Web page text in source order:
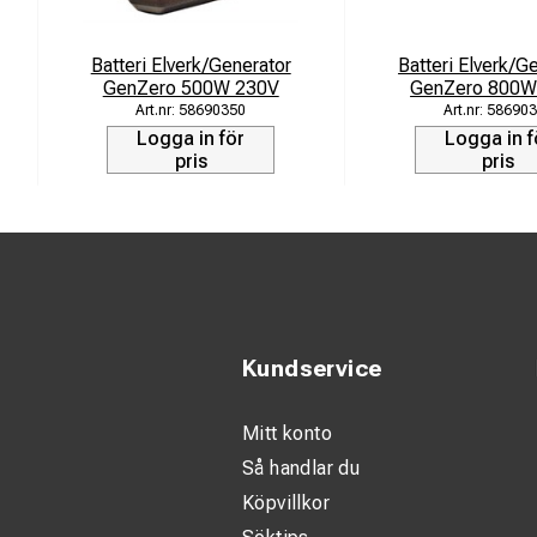
Autonomi
Varumärke
Nominell
Batteri Elverk/Generator
GenZero 500W 230V
58690350
Logga in för
pris
Batteri Elverk/
GenZero
Logga in
pris
Kundservice
Mitt konto
Så handlar du
Köpvillkor